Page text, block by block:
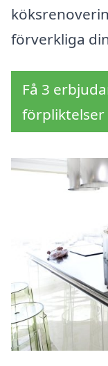
förverkliga
Få 3
förpliktelser